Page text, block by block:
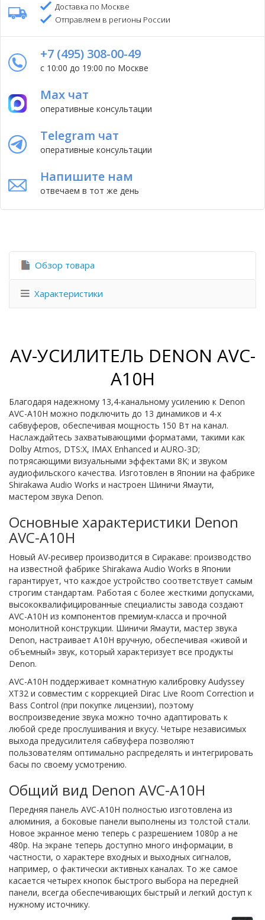
Доставка по Москве
Отправляем в регионы России
+7 (495) 308-00-49
с 10:00 до 19:00 по Москве
Max чат
оперативные консультации
Telegram чат
оперативные консультации
Напишите нам
отвечаем в тот же день
Обзор товара
Характеристики
AV-УСИЛИТЕЛЬ DENON AVC-
A10H
Благодаря надежному 13,4-канальному усилению к Denon
AVC-A10H можно подключить до 13 динамиков и 4-х
сабвуферов, обеспечивая мощность 150 Вт на канал.
Наслаждайтесь захватывающими форматами, такими как
Dolby Atmos, DTS:X, IMAX Enhanced и AURO-3D;
потрясающими визуальными эффектами 8K; и звуком
аудиофильского качества. Изготовлен в Японии на фабрике
Shirakawa Audio Works и настроен Шиничи Ямаути,
мастером звука Denon.
Основные характеристики Denon
AVC-A10H
Новый AV-ресивер производится в Сиракаве: производство
на известной фабрике Shirakawa Audio Works в Японии
гарантирует, что каждое устройство соответствует самым
строгим стандартам. Работая с более жесткими допусками,
высококвалифицированные специалисты завода создают
AVC-A10H из компонентов премиум-класса и прочной
монолитной конструкции. Шиничи Ямаути, мастер звука
Denon, настраивает A10H вручную, обеспечивая «живой и
объемный» звук, который характеризует все продукты
Denon.
AVC-A10H поддерживает комнатную калибровку Audyssey
XT32 и совместим с коррекцией Dirac Live Room Correction и
Bass Control (при покупке лицензии), поэтому
воспроизведение звука можно точно адаптировать к
любой среде прослушивания и вкусу. Четыре независимых
выхода предусилителя сабвуфера позволяют
пользователям оптимально распределять и интегрировать
басы по своему усмотрению.
Общий вид Denon AVC-A10H
Передняя панель AVC-A10H полностью изготовлена ​​из
алюминия, а боковые панели выполнены из толстой стали.
Новое экранное меню теперь с разрешением 1080p а не
480p. На экране теперь доступно много информации, в
частности, о характере входных и выходных сигналов,
например, о фактически активных каналах. То же самое
касается четырех кнопок быстрого выбора на передней
панели, всегда обеспечивающих быстрый и легкий доступ к
нужному источнику.